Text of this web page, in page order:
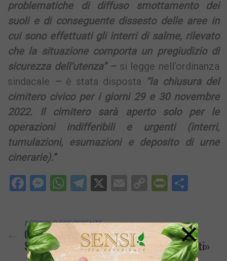
problematiche di diffuso smottamento dei
suoli e di conseguente dissesto delle aree in
cui sono effettuati gli interri di salme, rilevato
che la situazione comporta un pregiudizio di
sicurezza dell’utenza” – si legge nell’ordinanza
sindacale – è stata disposta “la chiusura del
cimitero civico per i giorni 29 e 30 novembre
2022. Il cimitero sarà aperto solo per le
operazioni indifferibili e urgenti (interri,
tumulazioni, esumazioni e deposito di urne
cinerarie).”
Facebook
Messenger
WhatsApp
Telegram
X EmailCopy
ARTICOLO PRECEDENTE
QUARTO/ Dissesto Idrogeologico, Sabino
Scrive A De Luca «C’è Bisogno Di Interventi»
×